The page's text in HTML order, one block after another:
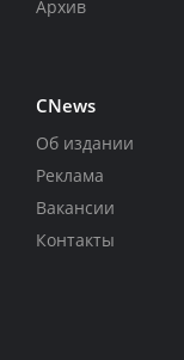
Архив
CNews
Об издании
Реклама
Вакансии
Контакты